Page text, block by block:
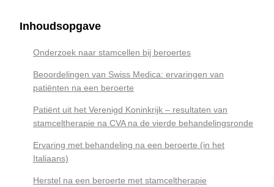
Inhoudsopgave
Onderzoek naar stamcellen bij beroertes
Beoordelingen van Swiss Medica: ervaringen van
patiënten na een beroerte
Patiënt uit het Verenigd Koninkrijk – resultaten van
stamceltherapie na CVA na de vierde behandelingsronde
Ervaring met behandeling na een beroerte (in het
Italiaans)
Herstel na een beroerte met stamceltherapie